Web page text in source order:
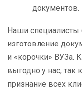
документов.
Наши специалисты
изготовление
и «корочки» ВУЗа.
выгодно у нас, так
признание всех